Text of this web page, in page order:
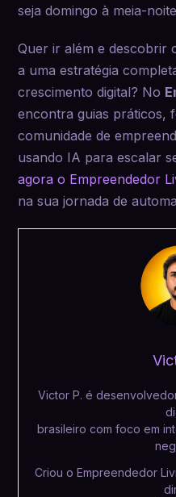
seja domingo à meia-
Quer ir além e descobrir
a uma estratégia
crescimento digital? No
encontra guias práticos,
comunidade de
usando IA para escalar
agora o Empreendedor
na sua jornada de
Victor P. é
brasileiro com foco em
Criou o Empreendedor